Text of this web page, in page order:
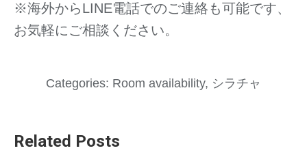
※海外からLINE電話でのご連絡も可能です、
お気軽にご相談ください。
Categories: Room availability, シラチャ
Related Posts